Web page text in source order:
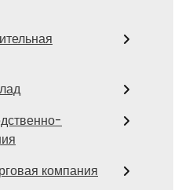
компания